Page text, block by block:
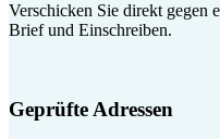
Verschicken Sie direkt gegen
Brief und Einschreiben.
Geprüfte Adressen